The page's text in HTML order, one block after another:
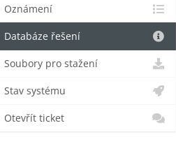
Oznámení
Databáze řešení
Soubory pro stažení
Stav systému
Otevřít ticket